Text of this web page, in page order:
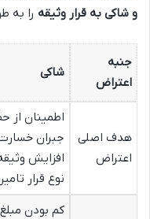
و شاکی به قرار وثیقه را به
جنبه
اعتراض
شاکی
هدف اصلی
اعتراض
اطمینان از
جبران
افزایش
نوع قرار
کم بودن